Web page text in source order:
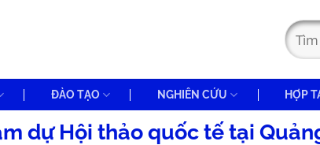
ĐÀO TẠO NGHIÊN CỨU HỢP
dự Hội thảo quốc tế tại